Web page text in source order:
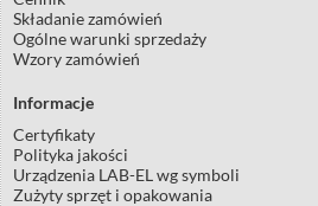
Składanie zamówień
Ogólne warunki sprzedaży
Wzory zamówień
Informacje
Certyfikaty
Polityka jakości
Urządzenia LAB-EL wg symboli
Zużyty sprzęt i opakowania